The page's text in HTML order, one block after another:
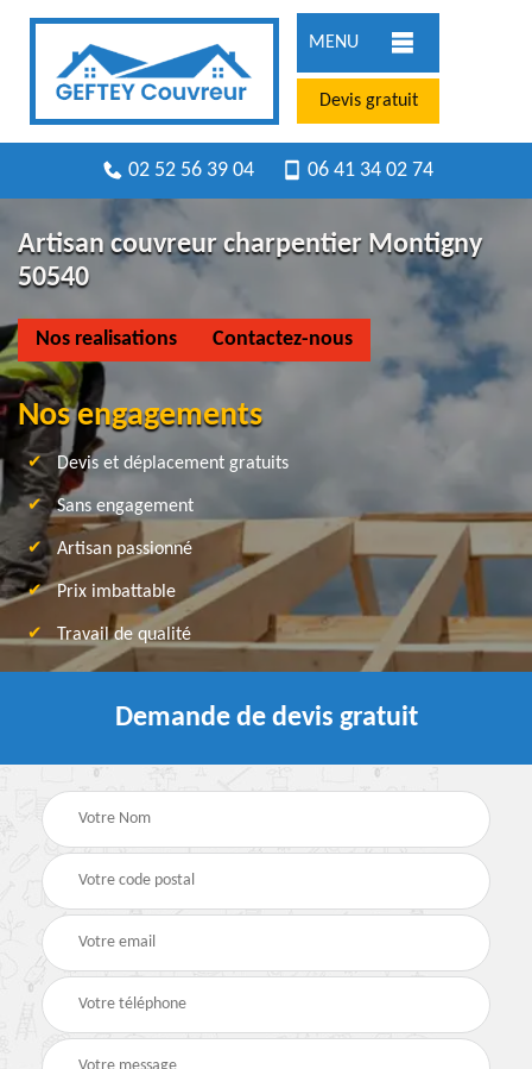
MENU
Devis gratuit
02 52 56 39 04 06 41 34 02 74
Artisan couvreur charpentier Montigny
50540
Nos realisations Contactez-nous
Nos engagements
Devis et déplacement gratuits
Sans engagement
Artisan passionné
Prix imbattable
Travail de qualité
Demande de devis gratuit